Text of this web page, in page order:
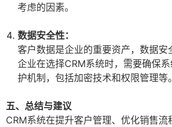
考虑的因素。
数据安全性：
客户数据是企业的重要资产，数据安
企业在选择CRM系统时，需要确保
护机制，包括加密技术和权限管理等。
五、总结与建议
CRM系统在提升客户管理、优化销售